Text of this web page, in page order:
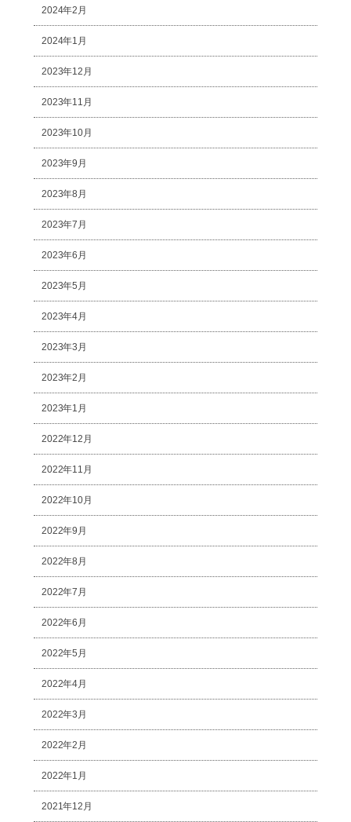
2024年2月
2024年1月
2023年12月
2023年11月
2023年10月
2023年9月
2023年8月
2023年7月
2023年6月
2023年5月
2023年4月
2023年3月
2023年2月
2023年1月
2022年12月
2022年11月
2022年10月
2022年9月
2022年8月
2022年7月
2022年6月
2022年5月
2022年4月
2022年3月
2022年2月
2022年1月
2021年12月